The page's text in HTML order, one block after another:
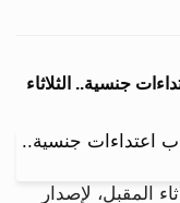
جنسية.. الثلاثاء
المقبل، لإصدار